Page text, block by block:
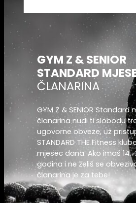
GYM Z & SENIOR
STANDARD
ČLANARINA
GYM Z & SENIOR Standard
članarina nudi ti slobodu
ugovorne obveze, uz
STANDARD THE Fitness
mjesec dana. Ako imaš
godina i ne želiš se
članarina je za tebe!